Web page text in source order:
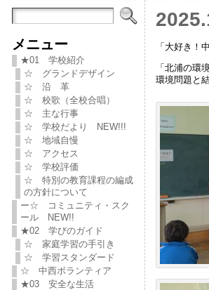
メニュー
★01 学校紹介
☆ グランドデザイン
☆ 沿 革
☆ 校歌（全校合唱）
☆ 主な行事
☆ 学校だより NEW!!!
☆ 地域自慢
☆ アクセス
☆ 学校評価
☆ 特別の教育課程の編成
の方針について
ー☆ コミュニティ・スク
ール NEW!!
★02 学びのガイド
☆ 家庭学習の手引き
☆ 学習スタンダード
☆ 中西ボランティア
★03 安全な生活
「大好き！
「北浦の環
環境問題と